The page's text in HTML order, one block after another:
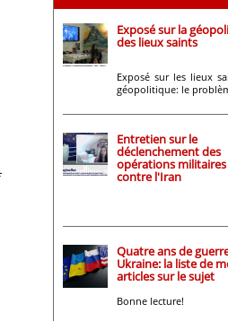
Exposé sur la
des lieux saints
Exposé sur les lieux
géopolitique: le
Entretien sur le
déclenchement des
opérations militaires
contre l'Iran
Quatre ans de
Ukraine: la liste de
articles sur le sujet
Bonne lecture!